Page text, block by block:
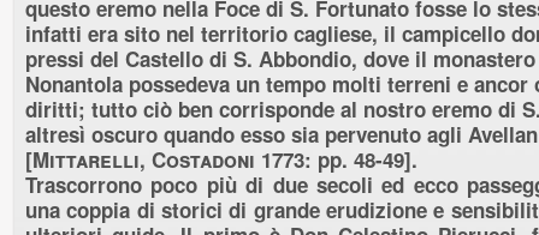
questo eremo nella Foce di S. Fortunato fosse lo
infatti era sito nel territorio cagliese, il campicello
pressi del Castello di S. Abbondio, dove il
Nonantola possedeva un tempo molti terreni e ancor
diritti; tutto ciò ben corrisponde al nostro eremo di
altresì oscuro quando esso sia pervenuto agli
[Mittarelli, Costadoni 1773: pp. 48-49].
Trascorrono poco più di due secoli ed ecco
una coppia di storici di grande erudizione e